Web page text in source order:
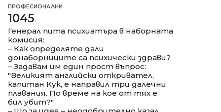
ПРОФЕСИОНАЛНИ
1045
Генерал пита психиатъра в наборната
комисия:
– Как определяте дали
донаборниците са психически здрави?
– Задавам им един прост въпрос:
"Великият английски откривател,
капитан Кук, е направил три далечни
плавания. По време на кое от тях е
бил убит?"